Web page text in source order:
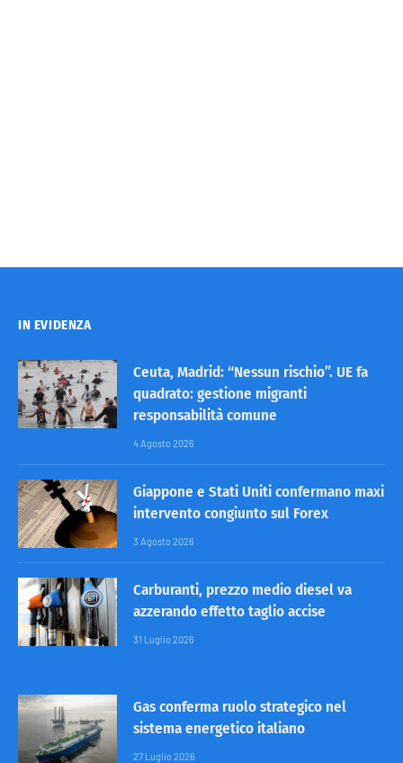
IN EVIDENZA
Ceuta, Madrid: “Nessun rischio”. UE fa
quadrato: gestione migranti
responsabilità comune
4 Agosto 2026
Giappone e Stati Uniti confermano maxi
intervento congiunto sul Forex
3 Agosto 2026
Carburanti, prezzo medio diesel va
azzerando effetto taglio accise
31 Luglio 2026
Gas conferma ruolo strategico nel
sistema energetico italiano
27 Luglio 2026